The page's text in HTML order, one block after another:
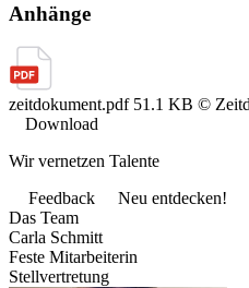
Anhänge
zeitdokument.pdf 51.1 KB ©
Download
Wir vernetzen Talente
Feedback
Neu entdecken!
Das Team
Carla Schmitt
Feste Mitarbeiterin
Stellvertretung